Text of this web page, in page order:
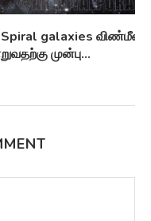
galaxies விண்மீன்
முன்பு...